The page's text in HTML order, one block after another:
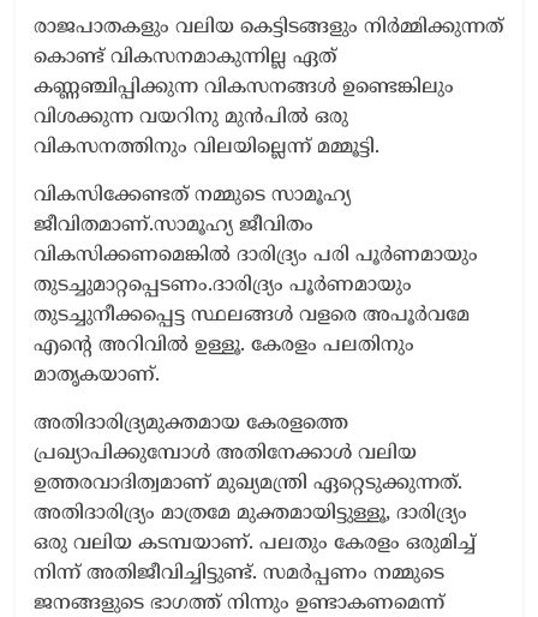
രാജപാതകളും വലിയ കെട്ടിടങ്ങളും നിർമ്മിക്കുന്നത്
കൊണ്ട് വികസനമാകുന്നില്ല ഏത്
കണ്ണഞ്ചിപ്പിക്കുന്ന വികസനങ്ങൾ ഉണ്ടെങ്കിലും
വിശക്കുന്ന വയറിനു മുൻപിൽ ഒരു
വികസനത്തിനും വിലയില്ലെന്ന് മമ്മൂട്ടി.
വികസിക്കേണ്ടത് നമ്മുടെ സാമൂഹ്യ
ജീവിതമാണ്.സാമൂഹ്യ ജീവിതം
വികസിക്കണമെങ്കിൽ ദാരിദ്ര്യം പരി പൂർണമായും
തുടച്ചുമാറ്റപ്പെടണം.ദാരിദ്ര്യം പൂർണമായും
തുടച്ചുനീക്കപ്പെട്ട സ്ഥലങ്ങൾ വളരെ അപൂർവമേ
എന്റെ അറിവിൽ ഉള്ളൂ. കേരളം പലതിനും
മാതൃകയാണ്.
അതിദാരിദ്ര്യമുക്തമായ കേരളത്തെ
പ്രഖ്യാപിക്കുമ്പോൾ അതിനേക്കാൾ വലിയ
ഉത്തരവാദിത്വമാണ് മുഖ്യമന്ത്രി ഏറ്റെടുക്കുന്നത്.
അതിദാരിദ്ര്യം മാത്രമേ മുക്തമായിട്ടുള്ളൂ, ദാരിദ്ര്യം
ഒരു വലിയ കടമ്പയാണ്. പലതും കേരളം ഒരുമിച്ച്
നിന്ന് അതിജീവിച്ചിട്ടുണ്ട്. സമർപ്പണം നമ്മുടെ
ജനങ്ങളുടെ ഭാഗത്ത് നിന്നും ഉണ്ടാകണമെന്ന്